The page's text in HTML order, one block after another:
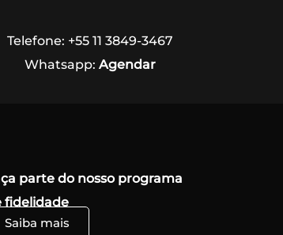
Telefone: +55 11 3849-3467
Whatsapp: Agendar
parte do nosso programa
fidelidade
Saiba mais